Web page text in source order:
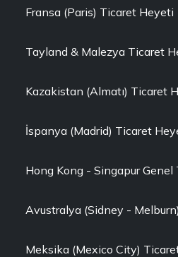
Fransa (Paris) Ticaret Heyeti
Tayland & Malezya Ticaret
Kazakistan (Almatı) Ticaret
İspanya (Madrid) Ticaret
Hong Kong - Singapur
Avustralya (Sidney -
Meksika (Mexico City)